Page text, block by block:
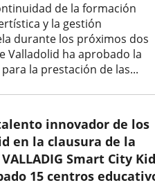
de la formación
y la gestión
durante los próximos dos
Valladolid ha aprobado la
la prestación de las...
innovador de los
en la clausura de la
Smart City
15 centros